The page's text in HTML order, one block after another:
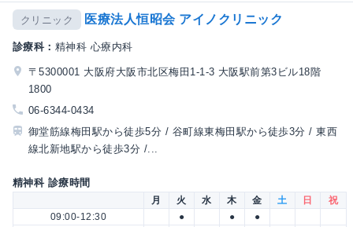
クリニック 医療法人恒昭会 アイノクリニック
診療科： 精神科 心療内科
〒5300001 大阪府大阪市北区梅田1-1-3 大阪駅前第3ビル18階
1800
06-6344-0434
御堂筋線梅田駅から徒歩5分 / 谷町線東梅田駅から徒歩3分 / 東西
線北新地駅から徒歩3分 /...
精神科 診療時間
月 火 水 木 金 土 日
祝
09:00-12:30
● ●
●